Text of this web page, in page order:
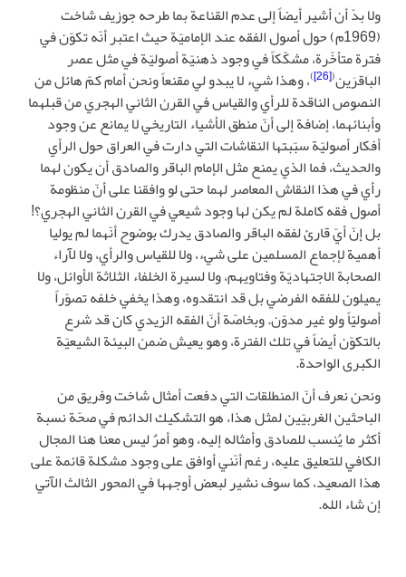
ولا بدّ أن أشير أيضاً إلى عدم القناعة بما طرحه جوزيف شاخت
(1969م) حول أصول الفقه عند الإماميّة حيث اعتبر أنّه تكوّن في
فترة متأخّرة، مشكّكاً في وجود ذهنيّة أصوليّة في مثل عصر
الباقرَين(
[26]
)، وهذا شيء لا يبدو لي مقنعاً ونحن أمام كمّ هائل من
النصوص الناقدة للرأي والقياس في القرن الثاني الهجري من قبلهما
وأبنائهما، إضافة إلى أنّ منطق الأشياء التاريخي لا يمانع عن وجود
أفكار أصوليّة سبّبتها النقاشات التي دارت في العراق حول الرأي
والحديث، فما الذي يمنع مثل الإمام الباقر والصادق أن يكون لهما
رأي في هذا النقاش المعاصر لهما حتى لو وافقنا على أنّ منظومة
أصول فقه كاملة لم يكن لها وجود شيعي في القرن الثاني الهجري؟!
بل إنّ أيّ قارئ لفقه الباقر والصادق يدرك بوضوح أنّهما لم يوليا
أهمية لإجماع المسلمين على شيء، ولا للقياس والرأي، ولا لآراء
الصحابة الاجتهاديّة وفتاويهم، ولا لسيرة الخلفاء الثلاثة الأوائل، ولا
يميلون للفقه الفرضي بل قد انتقدوه، وهذا يخفي خلفه تصوّراً
أصوليّاً ولو غير مدوّن. وبخاصّة أنّ الفقه الزيدي كان قد شرع
بالتكوّن أيضاً في تلك الفترة، وهو يعيش ضمن البيئة الشيعيّة
الكبرى الواحدة.
ونحن نعرف أنّ المنطلقات التي دفعت أمثال شاخت وفريق من
الباحثين الغربيّين لمثل هذا، هو التشكيك الدائم في صحّة نسبة
أكثر ما يُنسب للصادق وأمثاله إليه، وهو أمرٌ ليس معنا هنا المجال
الكافي للتعليق عليه، رغم أنّني أوافق على وجود مشكلة قائمة على
هذا الصعيد، كما سوف نشير لبعض أوجهها في المحور الثالث الآتي
إن شاء الله.